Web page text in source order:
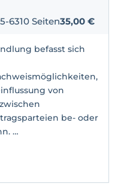
6310 Seiten35,00 €
befasst sich
von
be- oder
…